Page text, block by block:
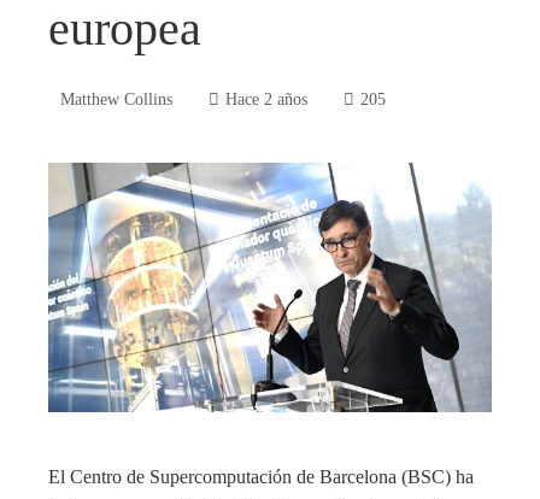
europea
Matthew Collins Hace 2 años 205
El Centro de Supercomputación de Barcelona (BSC) ha